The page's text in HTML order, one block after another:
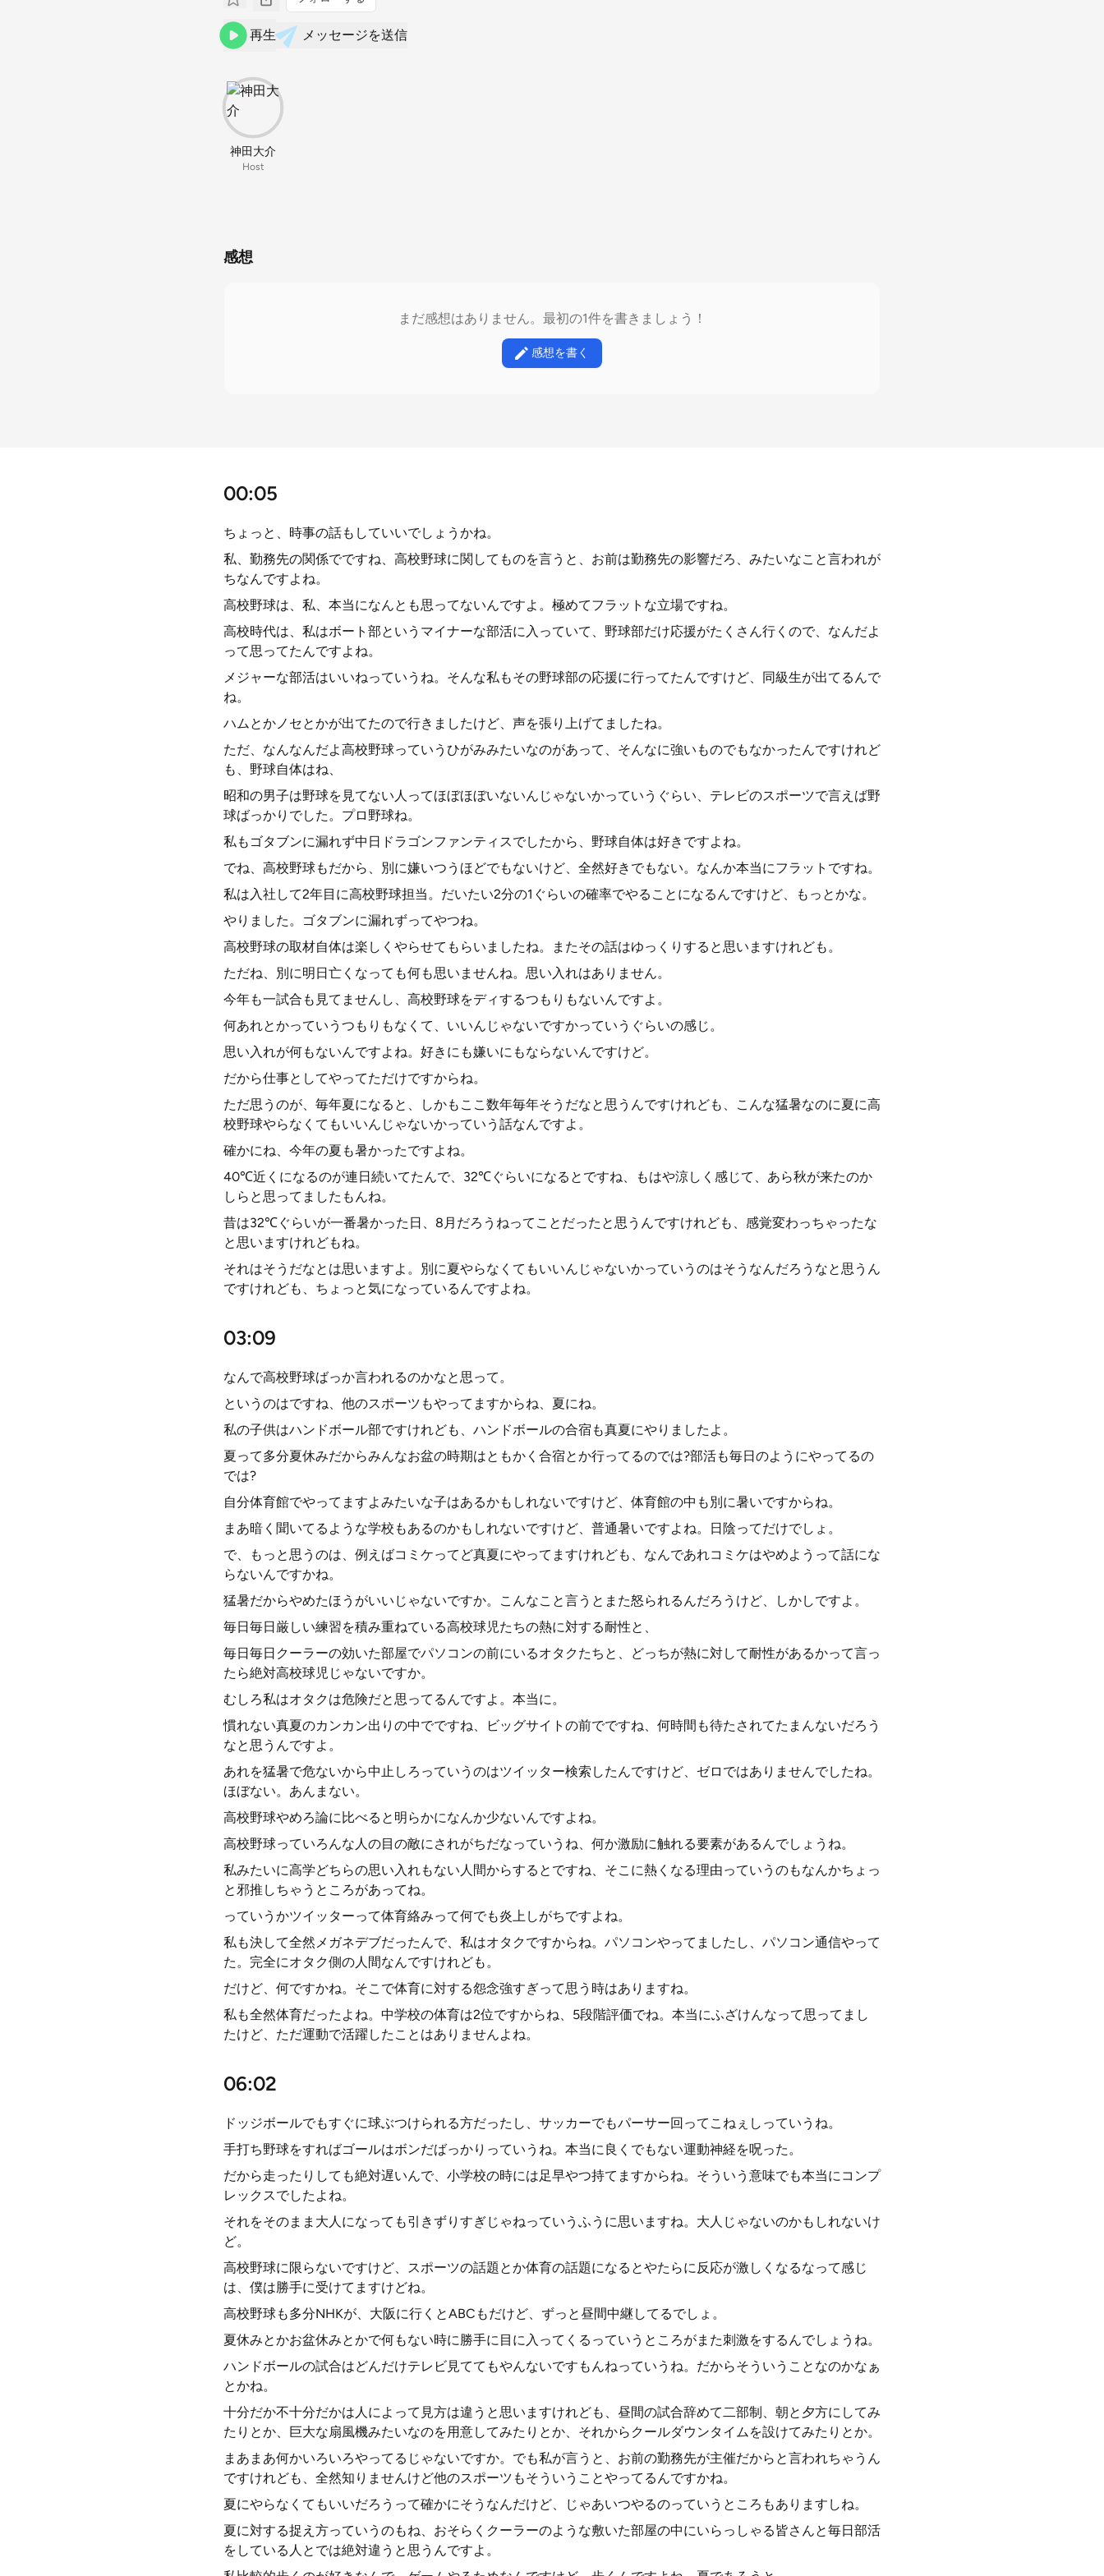
再生 メッセージを送信
神田大介
Host
感想
まだ感想はありません。最初の1件を書きましょう！
感想を書く
00:05
ちょっと、時事の話もしていいでしょうかね。
私、勤務先の関係でですね、高校野球に関してものを言うと、お前は勤務先の影響だろ、みたいなこと言われが
ちなんですよね。
高校野球は、私、本当になんとも思ってないんですよ。極めてフラットな立場ですね。
高校時代は、私はボート部というマイナーな部活に入っていて、野球部だけ応援がたくさん行くので、なんだよ
って思ってたんですよね。
メジャーな部活はいいねっていうね。そんな私もその野球部の応援に行ってたんですけど、同級生が出てるんで
ね。
ハムとかノセとかが出てたので行きましたけど、声を張り上げてましたね。
ただ、なんなんだよ高校野球っていうひがみみたいなのがあって、そんなに強いものでもなかったんですけれど
も、野球自体はね、
昭和の男子は野球を見てない人ってほぼほぼいないんじゃないかっていうぐらい、テレビのスポーツで言えば野
球ばっかりでした。プロ野球ね。
私もゴタブンに漏れず中日ドラゴンファンティスでしたから、野球自体は好きですよね。
でね、高校野球もだから、別に嫌いつうほどでもないけど、全然好きでもない。なんか本当にフラットですね。
私は入社して2年目に高校野球担当。だいたい2分の1ぐらいの確率でやることになるんですけど、もっとかな。
やりました。ゴタブンに漏れずってやつね。
高校野球の取材自体は楽しくやらせてもらいましたね。またその話はゆっくりすると思いますけれども。
ただね、別に明日亡くなっても何も思いませんね。思い入れはありません。
今年も一試合も見てませんし、高校野球をディするつもりもないんですよ。
何あれとかっていうつもりもなくて、いいんじゃないですかっていうぐらいの感じ。
思い入れが何もないんですよね。好きにも嫌いにもならないんですけど。
だから仕事としてやってただけですからね。
ただ思うのが、毎年夏になると、しかもここ数年毎年そうだなと思うんですけれども、こんな猛暑なのに夏に高
校野球やらなくてもいいんじゃないかっていう話なんですよ。
確かにね、今年の夏も暑かったですよね。
40℃近くになるのが連日続いてたんで、32℃ぐらいになるとですね、もはや涼しく感じて、あら秋が来たのか
しらと思ってましたもんね。
昔は32℃ぐらいが一番暑かった日、8月だろうねってことだったと思うんですけれども、感覚変わっちゃったな
と思いますけれどもね。
それはそうだなとは思いますよ。別に夏やらなくてもいいんじゃないかっていうのはそうなんだろうなと思うん
ですけれども、ちょっと気になっているんですよね。
03:09
なんで高校野球ばっか言われるのかなと思って。
というのはですね、他のスポーツもやってますからね、夏にね。
私の子供はハンドボール部ですけれども、ハンドボールの合宿も真夏にやりましたよ。
夏って多分夏休みだからみんなお盆の時期はともかく合宿とか行ってるのでは?部活も毎日のようにやってるの
では?
自分体育館でやってますよみたいな子はあるかもしれないですけど、体育館の中も別に暑いですからね。
まあ暗く聞いてるような学校もあるのかもしれないですけど、普通暑いですよね。日陰ってだけでしょ。
で、もっと思うのは、例えばコミケってど真夏にやってますけれども、なんであれコミケはやめようって話にな
らないんですかね。
猛暑だからやめたほうがいいじゃないですか。こんなこと言うとまた怒られるんだろうけど、しかしですよ。
毎日毎日厳しい練習を積み重ねている高校球児たちの熱に対する耐性と、
毎日毎日クーラーの効いた部屋でパソコンの前にいるオタクたちと、どっちが熱に対して耐性があるかって言っ
たら絶対高校球児じゃないですか。
むしろ私はオタクは危険だと思ってるんですよ。本当に。
慣れない真夏のカンカン出りの中でですね、ビッグサイトの前でですね、何時間も待たされてたまんないだろう
なと思うんですよ。
あれを猛暑で危ないから中止しろっていうのはツイッター検索したんですけど、ゼロではありませんでしたね。
ほぼない。あんまない。
高校野球やめろ論に比べると明らかになんか少ないんですよね。
高校野球っていろんな人の目の敵にされがちだなっていうね、何か激励に触れる要素があるんでしょうね。
私みたいに高学どちらの思い入れもない人間からするとですね、そこに熱くなる理由っていうのもなんかちょっ
と邪推しちゃうところがあってね。
っていうかツイッターって体育絡みって何でも炎上しがちですよね。
私も決して全然メガネデブだったんで、私はオタクですからね。パソコンやってましたし、パソコン通信やって
た。完全にオタク側の人間なんですけれども。
だけど、何ですかね。そこで体育に対する怨念強すぎって思う時はありますね。
私も全然体育だったよね。中学校の体育は2位ですからね、5段階評価でね。本当にふざけんなって思ってまし
たけど、ただ運動で活躍したことはありませんよね。
06:02
ドッジボールでもすぐに球ぶつけられる方だったし、サッカーでもパーサー回ってこねぇしっていうね。
手打ち野球をすればゴールはボンだばっかりっていうね。本当に良くでもない運動神経を呪った。
だから走ったりしても絶対遅いんで、小学校の時には足早やつ持てますからね。そういう意味でも本当にコンプ
レックスでしたよね。
それをそのまま大人になっても引きずりすぎじゃねっていうふうに思いますね。大人じゃないのかもしれないけ
ど。
高校野球に限らないですけど、スポーツの話題とか体育の話題になるとやたらに反応が激しくなるなって感じ
は、僕は勝手に受けてますけどね。
高校野球も多分NHKが、大阪に行くとABCもだけど、ずっと昼間中継してるでしょ。
夏休みとかお盆休みとかで何もない時に勝手に目に入ってくるっていうところがまた刺激をするんでしょうね。
ハンドボールの試合はどんだけテレビ見ててもやんないですもんねっていうね。だからそういうことなのかなぁ
とかね。
十分だか不十分だかは人によって見方は違うと思いますけれども、昼間の試合辞めて二部制、朝と夕方にしてみ
たりとか、巨大な扇風機みたいなのを用意してみたりとか、それからクールダウンタイムを設けてみたりとか。
まあまあ何かいろいろやってるじゃないですか。でも私が言うと、お前の勤務先が主催だからと言われちゃうん
ですけれども、全然知りませんけど他のスポーツもそういうことやってるんですかね。
夏にやらなくてもいいだろうって確かにそうなんだけど、じゃあいつやるのっていうところもありますしね。
夏に対する捉え方っていうのもね、おそらくクーラーのような敷いた部屋の中にいらっしゃる皆さんと毎日部活
をしている人とでは絶対違うと思うんですよ。